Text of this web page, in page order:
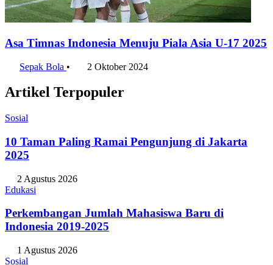
Asa Timnas Indonesia Menuju Piala Asia U-17 2025
Sepak Bola • 2 Oktober 2024
Artikel Terpopuler
Sosial
10 Taman Paling Ramai Pengunjung di Jakarta
2025
2 Agustus 2026
Edukasi
Perkembangan Jumlah Mahasiswa Baru di
Indonesia 2019-2025
1 Agustus 2026
Sosial